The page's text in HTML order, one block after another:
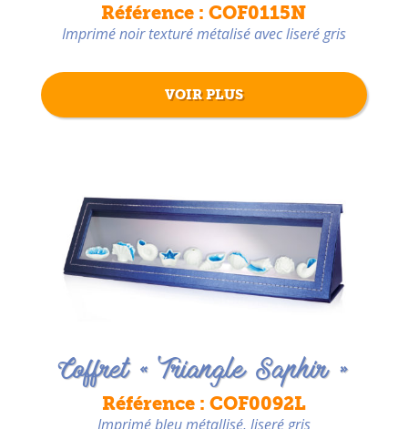
Référence : COF0115N
Imprimé noir texturé métalisé avec liseré gris
VOIR PLUS
Coffret « Triangle Saphir »
Référence : COF0092L
Imprimé bleu métallisé, liseré gris